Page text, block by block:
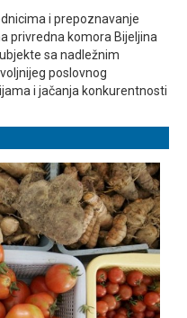
i prepoznavanje
privredna komora Bijeljina
sa nadležnim
poslovnog
i jačanja konkurentnosti